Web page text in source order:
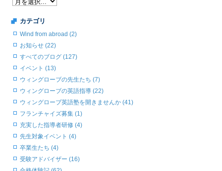
カテゴリ
Wind from abroad (2)
お知らせ (22)
すべてのブログ (127)
イベント (13)
ウィングローブの先生たち (7)
ウィングローブの英語指導 (22)
ウィングローブ英語塾を開きませんか (41)
フランチャイズ募集 (1)
充実した指導者研修 (4)
先生対象イベント (4)
卒業生たち (4)
受験アドバイザー (16)